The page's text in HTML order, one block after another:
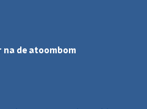
na de atoombom